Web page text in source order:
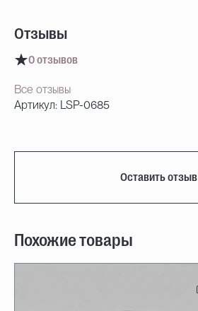
Отзывы
0 отзывов
Все отзывы
Артикул: LSP-0685
Оставить отзыв
Похожие товары